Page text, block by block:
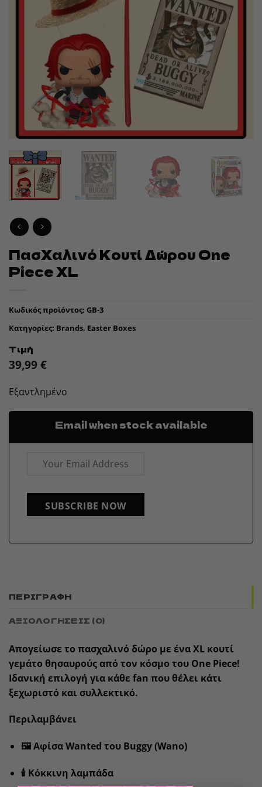
Πασχαλινό Κουτί Δώρου One
Piece XL
Κωδικός προϊόντος: GB-3
Κατηγορίες: Brands, Easter Boxes
Τιμή
39,99 €
Εξαντλημένο
Email when stock available
SUBSCRIBE NOW
ΠΕΡΙΓΡΑΦΉ
ΑΞΙΟΛΟΓΉΣΕΙΣ (0)
Απογείωσε το πασχαλινό δώρο με ένα XL κουτί
γεμάτο θησαυρούς από τον κόσμο του One Piece!
Ιδανική επιλογή για κάθε fan που θέλει κάτι
ξεχωριστό και συλλεκτικό.
Περιλαμβάνει
🖼️ Αφίσα Wanted του Buggy(Wano)
🕯️ Κόκκινη λαμπάδα